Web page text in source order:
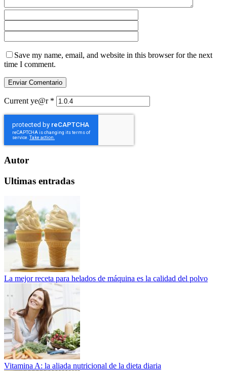
Save my name, email, and website in this browser for the next
time I comment.
Current ye@r *
Autor
Ultimas entradas
La mejor receta para helados de máquina es la calidad del polvo
Vitamina A: la aliada nutricional de la dieta diaria